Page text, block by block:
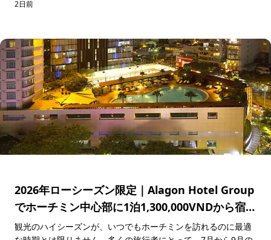
2日前
2026年ローシーズン限定｜Alagon Hotel Group
でホーチミン中心部に1泊1,300,000VNDから宿泊
できる特別キャンペーン
観光のハイシーズンが、いつでもホーチミンを訪れるのに最適